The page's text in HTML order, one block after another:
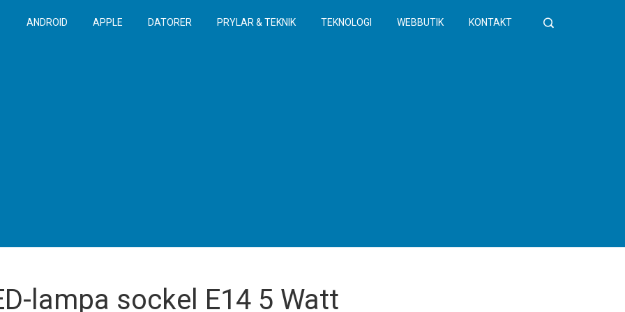
ANDROID APPLE DATORER PRYLAR & TEKNIK TEKNOLOGI WEBBUTIK KONTAKT
lampa sockel E14 5 Watt